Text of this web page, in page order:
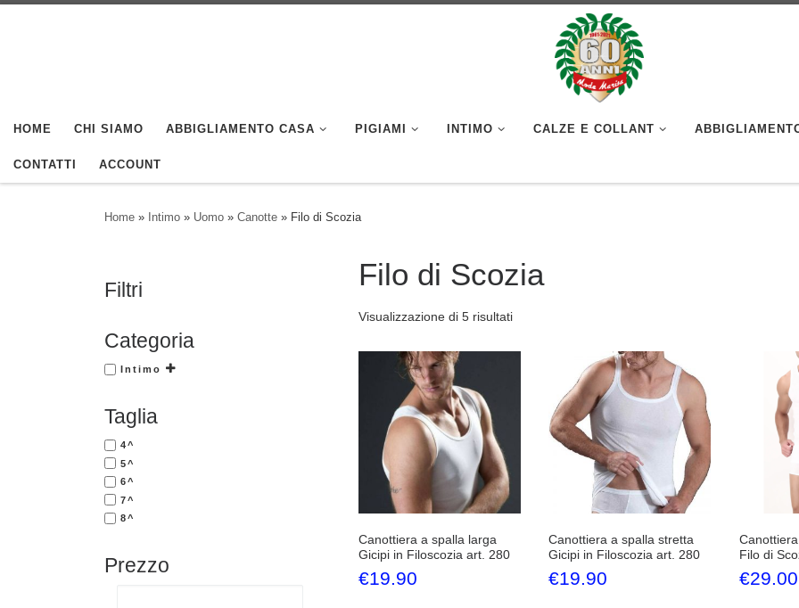
HOME CHI SIAMO ABBIGLIAMENTO CASA PIGIAMI INTIMO CALZE E COLLANT
CONTATTI ACCOUNT
Home » Intimo » Uomo » Canotte » Filo di Scozia
Filo di Scozia
Visualizzazione di 5 risultati
Canottiera a spalla larga
Gicipi in Filoscozia art. 280
€19.90
Canottiera a spalla stretta
Gicipi in Filoscozia art. 280
€19.90
Filo di
€29.00
Filtri
Categoria
Intimo
Taglia
4^
5^
6^
7^
8^
Prezzo